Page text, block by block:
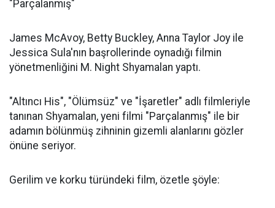
"Parçalanmış"
James McAvoy, Betty Buckley, Anna Taylor Joy ile
Jessica Sula'nın başrollerinde oynadığı filmin
yönetmenliğini M. Night Shyamalan yaptı.
"Altıncı His", "Ölümsüz" ve "İşaretler" adlı filmleriyle
tanınan Shyamalan, yeni filmi "Parçalanmış" ile bir
adamın bölünmüş zihninin gizemli alanlarını gözler
önüne seriyor.
Gerilim ve korku türündeki film, özetle şöyle: